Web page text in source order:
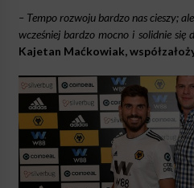
– Tempo rozwoju bardzo nas cieszy;
wcześniej bardzo mocno i solidnie
Kajetan Maćkowiak,